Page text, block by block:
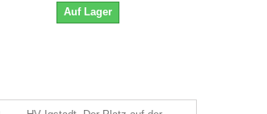
Auf Lager